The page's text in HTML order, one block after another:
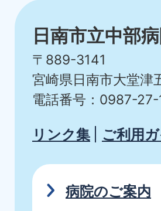
日南市立中部
〒889-3141
宮崎県日南市大堂津
電話番号：0987-27-
リンク集 ご利用
病院のご案内